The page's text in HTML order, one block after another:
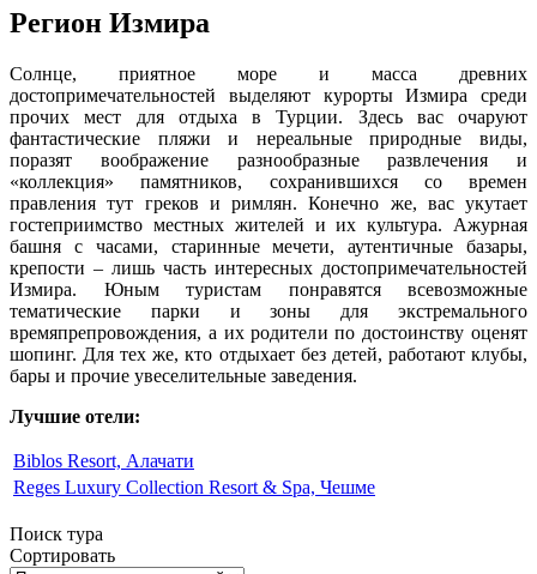
Регион Измира
Солнце, приятное море и масса древних
достопримечательностей выделяют курорты Измира среди
прочих мест для отдыха в Турции. Здесь вас очаруют
фантастические пляжи и нереальные природные виды,
поразят воображение разнообразные развлечения и
«коллекция» памятников, сохранившихся со времен
правления тут греков и римлян. Конечно же, вас укутает
гостеприимство местных жителей и их культура. Ажурная
башня с часами, старинные мечети, аутентичные базары,
крепости – лишь часть интересных достопримечательностей
Измира. Юным туристам понравятся всевозможные
тематические парки и зоны для экстремального
времяпрепровождения, а их родители по достоинству оценят
шопинг. Для тех же, кто отдыхает без детей, работают клубы,
бары и прочие увеселительные заведения.
Лучшие отели:
Biblos Resort, Алачати
Reges Luxury Collection Resort & Spa, Чешме
Поиск тура
Сортировать